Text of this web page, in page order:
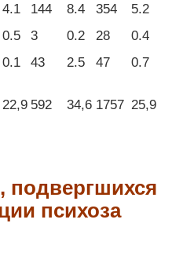
4.1 144 8.4 354
5.2
0.5 3 0.2 28
0.4
0.1 43 2.5 47
0.7
22,9 592 34,6 1757 25,9
подвергшихся
психоза